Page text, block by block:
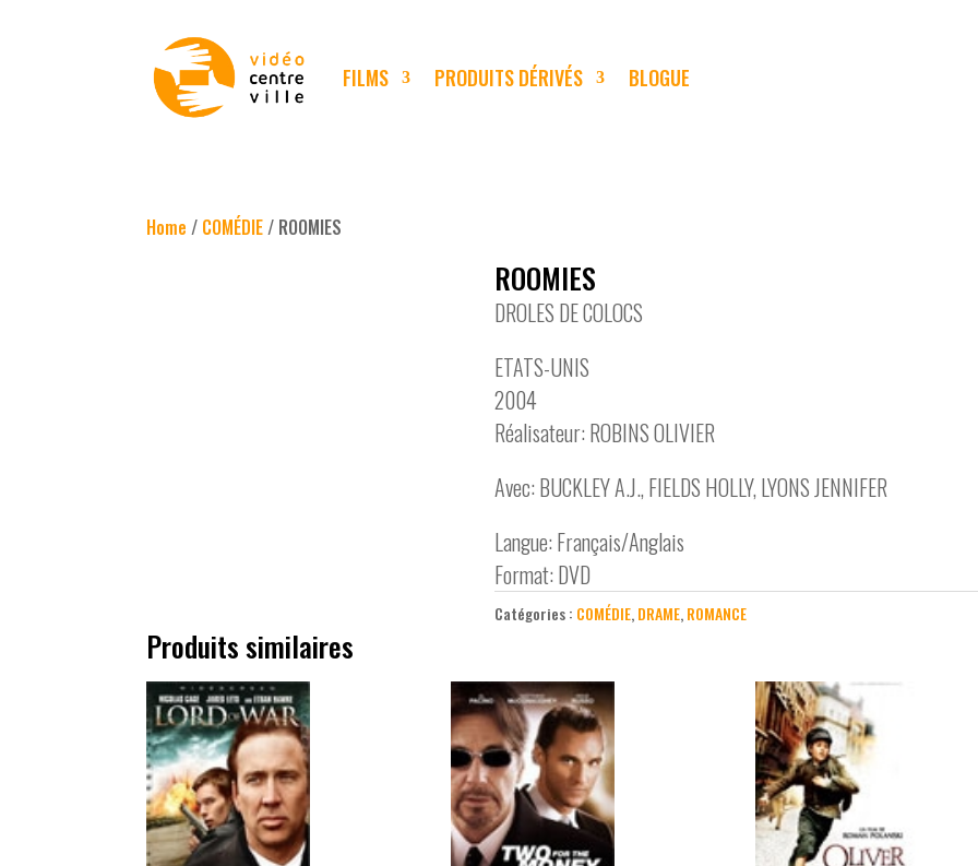
FILMS PRODUITS DÉRIVÉS BLOGUE
Home / COMÉDIE/ ROOMIES
ROOMIES
DROLES DE COLOCS
ETATS-UNIS
2004
Réalisateur: ROBINS OLIVIER
Avec: BUCKLEY A.J., FIELDS HOLLY, LYONS JENNIFER
Langue: Français/Anglais
Format: DVD
Catégories : COMÉDIE,DRAME,ROMANCE
Produits similaires